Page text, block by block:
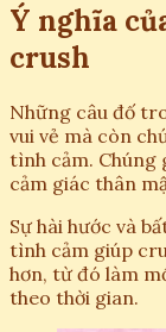
Ý nghĩa
crush
Những câu đố
vui vẻ mà còn
tình cảm. Chúng
cảm giác thân
Sự hài hước và
tình cảm giúp
hơn, từ đó làm
theo thời gian.